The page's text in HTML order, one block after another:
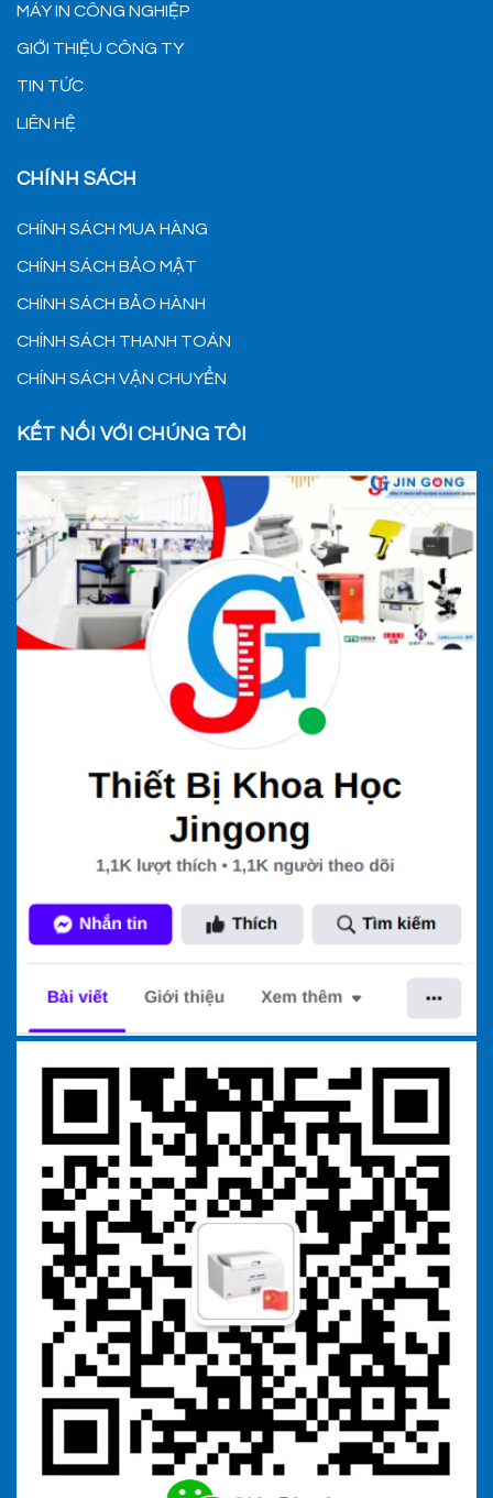
MÁY IN CÔNG NGHIỆP
GIỚI THIỆU CÔNG TY
TIN TỨC
LIÊN HỆ
CHÍNH SÁCH
CHÍNH SÁCH MUA HÀNG
CHÍNH SÁCH BẢO MẬT
CHÍNH SÁCH BẢO HÀNH
CHÍNH SÁCH THANH TOÁN
CHÍNH SÁCH VẬN CHUYỂN
KẾT NỐI VỚI CHÚNG TÔI